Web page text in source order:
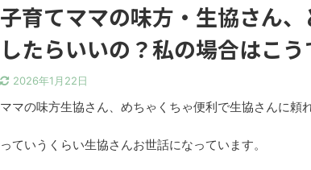
子育てママの味方・生協さん
したらいいの？私の場合はこ
2026年1月22日
ママの味方生協さん、めちゃくちゃ便利で生協さんに頼
っていうくらい生協さんお世話になっています。